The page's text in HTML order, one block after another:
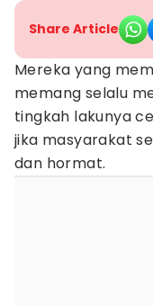
Share Article
Mereka yang
memang selalu
tingkah lakunya
jika masyarakat
dan hormat.